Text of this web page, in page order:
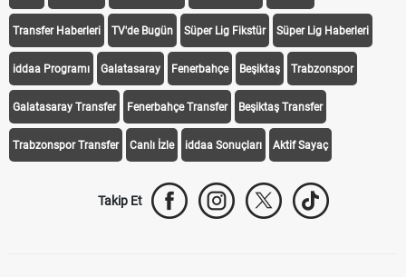
Transfer Haberleri TV'de Bugün Süper Lig Fikstür Süper Lig Haberleri
iddaa Programı Galatasaray Fenerbahçe Beşiktaş Trabzonspor
Galatasaray Transfer Fenerbahçe Transfer Beşiktaş Transfer
Trabzonspor Transfer Canlı İzle iddaa Sonuçları Aktif Sayaç
Takip Et